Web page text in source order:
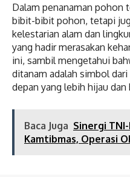
Dalam penanaman pohon
bibit-bibit pohon, tetapi
kelestarian alam dan
yang hadir merasakan
ini, sambil mengetahui
ditanam adalah simbol
depan yang lebih hijau dan
Baca Juga Sinergi
Kamtibmas, Operasi